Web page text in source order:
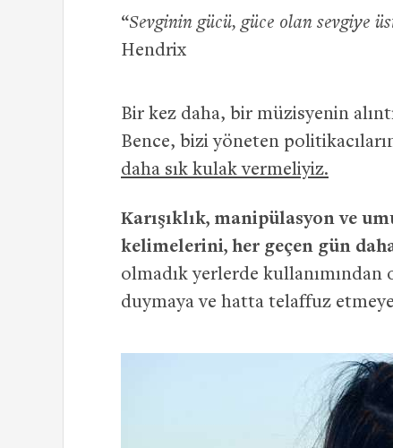
“Sevginin gücü, güce olan sevgiye
Hendrix
Bir kez daha, bir müzisyenin
Bence, bizi yöneten
daha sık kulak vermeliyiz.
Karışıklık, manipülasyon ve
kelimelerini, her geçen gün
olmadık yerlerde
duymaya ve hatta telaffuz